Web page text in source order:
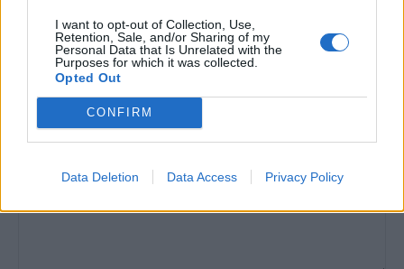
I want to opt-out of Collection, Use,
Retention, Sale, and/or Sharing of my
Personal Data that Is Unrelated with the
Purposes for which it was collected.
Opted Out
CONFIRM
Data Deletion Data Access Privacy Policy
HOZZÁSZÓLOK A CIKKHEZ